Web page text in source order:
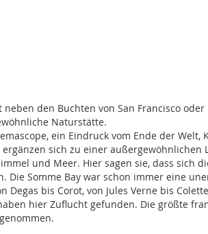
neben den Buchten von San Francisco
Naturstätte.
ein Eindruck vom Ende der Welt,
sich zu einer außergewöhnlichen
und Meer. Hier sagen sie, dass sich
Die Somme Bay war schon immer eine
Degas bis Corot, von Jules Verne bis
hier Zuflucht gefunden. Die größte